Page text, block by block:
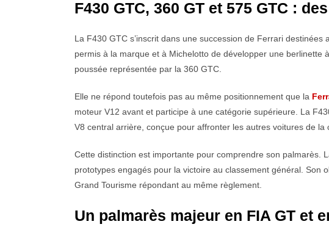
F430 GTC, 360 GT et 575 GTC :
La F430 GTC s’inscrit dans une succession de Ferrari destinées
permis à la marque et à Michelotto de développer une berlinette
poussée représentée par la 360 GTC.
Elle ne répond toutefois pas au même positionnement que la
moteur V12 avant et participe à une catégorie supérieure. La
V8 central arrière, conçue pour affronter les autres voitures de la
Cette distinction est importante pour comprendre son palmarès.
prototypes engagés pour la victoire au classement général. Son
Grand Tourisme répondant au même règlement.
Un palmarès majeur en FIA GT et